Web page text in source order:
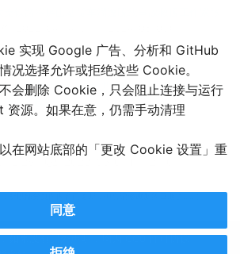
Google Search, 2024-05-03. (参照 2024-05-
国家铁路局就“10·15”北黑线旅客列车脱轨事故约谈
人民政府
》, 国家铁路局, 2023-10-31. (参照
所以部分页面内容已更新，但忘记修改新的日期了……）
如果没有另外声明，均为 CC0 许可协议。
实现 Google 广告、分析和 GitHub
况选择允许或拒绝这些 Cookie。
不会删除 Cookie，只会阻止连接与运行
源。如果在意，仍需手动清理
在网站底部的「更改 Cookie 设置」重
同意